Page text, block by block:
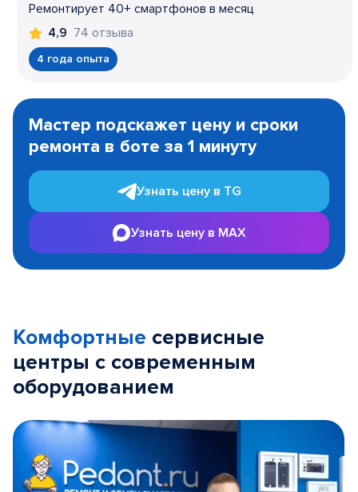
Ремонтирует 40+ смартфонов в месяц
4,9 74 отзыва
4 года опыта
1
Мастер подскажет цену и сроки
ремонта в боте за 1 минуту
Узнать цену в TG
Узнать цену в MAX
Комфортные сервисные
центры с современным
оборудованием